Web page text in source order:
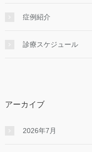
症例紹介
診療スケジュール
アーカイブ
2026年7月